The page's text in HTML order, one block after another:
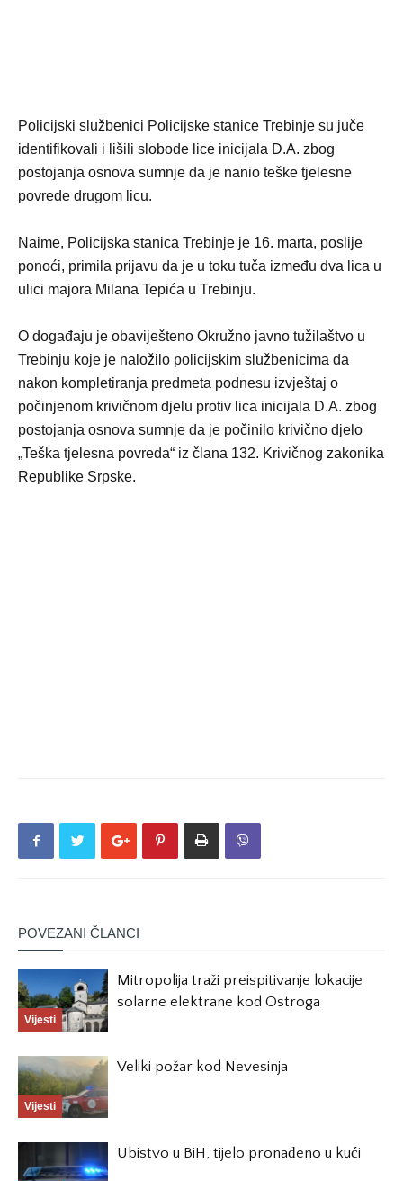
Policijski službenici Policijske stanice Trebinje su juče
identifikovali i lišili slobode lice inicijala D.A. zbog
postojanja osnova sumnje da je nanio teške tjelesne
povrede drugom licu.
Naime, Policijska stanica Trebinje je 16. marta, poslije
ponoći, primila prijavu da je u toku tuča između dva lica u
ulici majora Milana Tepića u Trebinju.
O događaju je obaviješteno Okružno javno tužilaštvo u
Trebinju koje je naložilo policijskim službenicima da
nakon kompletiranja predmeta podnesu izvještaj o
počinjenom krivičnom djelu protiv lica inicijala D.A. zbog
postojanja osnova sumnje da je počinilo krivično djelo
„Teška tjelesna povreda“ iz člana 132. Krivičnog zakonika
Republike Srpske.
POVEZANI ČLANCI
Vijesti
Mitropolija traži preispitivanje lokacije
solarne elektrane kod Ostroga
Vijesti
Veliki požar kod Nevesinja
Ubistvo u BiH, tijelo pronađeno u kući